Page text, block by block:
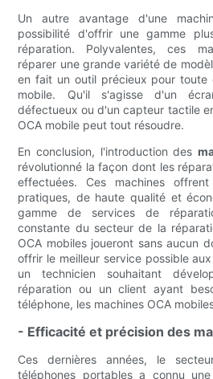
Un autre avantage d'une
possibilité d'offrir une gamme
réparation. Polyvalentes, ces
réparer une grande variété de
en fait un outil précieux pour toute
mobile. Qu'il s'agisse d'un
défectueux ou d'un capteur tactile
OCA mobile peut tout résoudre.
En conclusion, l'introduction des
révolutionné la façon dont les
effectuées. Ces machines
pratiques, de haute qualité et
gamme de services de
constante du secteur de la
OCA mobiles joueront sans aucun
offrir le meilleur service possible
un technicien souhaitant
réparation ou un client ayant
téléphone, les machines OCA
- Efficacité et précision des
Ces dernières années, le
téléphones portables a connu